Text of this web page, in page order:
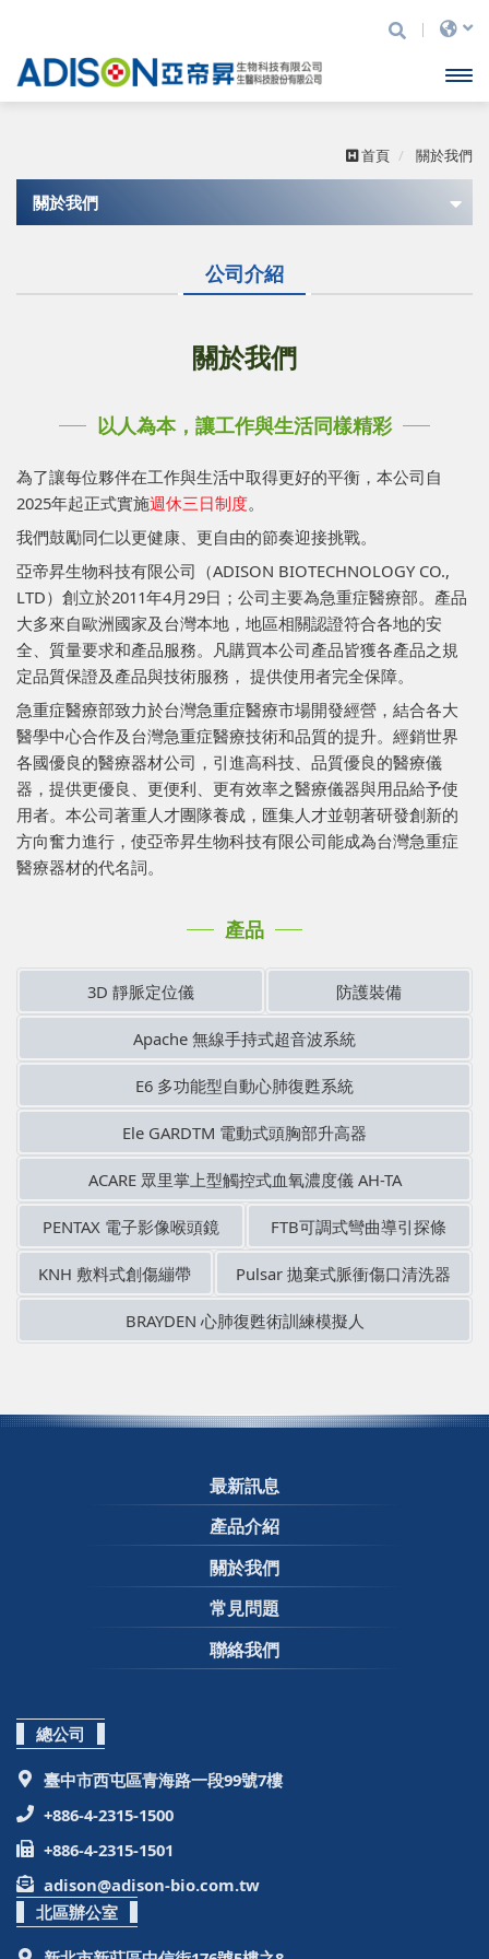
亞
帝
主選
單
首頁 關於我們
關於我們
公司介紹
關於我們
以人為本，讓工作與生活同樣精彩
為了讓每位夥伴在工作與生活中取得更好的平衡，本公司自
2025年起正式實施週休三日制度。
我們鼓勵同仁以更健康、更自由的節奏迎接挑戰。
亞帝昇生物科技有限公司（ADISON BIOTECHNOLOGY CO.,
LTD）創立於2011年4月29日；公司主要為急重症醫療部。產品
大多來自歐洲國家及台灣本地，地區相關認證符合各地的安
全、質量要求和產品服務。凡購買本公司產品皆獲各產品之規
定品質保證及產品與技術服務， 提供使用者完全保障。
急重症醫療部致力於台灣急重症醫療市場開發經營，結合各大
醫學中心合作及台灣急重症醫療技術和品質的提升。經銷世界
各國優良的醫療器材公司，引進高科技、品質優良的醫療儀
器，提供更優良、更便利、更有效率之醫療儀器與用品給予使
用者。本公司著重人才團隊養成，匯集人才並朝著研發創新的
方向奮力進行，使亞帝昇生物科技有限公司能成為台灣急重症
醫療器材的代名詞。
產品
3D 靜脈定位儀 防護裝備
Apache 無線手持式超音波系統
E6 多功能型自動心肺復甦系統
Ele GARDTM 電動式頭胸部升高器
ACARE 眾里掌上型觸控式 血氧濃度儀 AH-TA
PENTAX 電子影像喉頭鏡 FTB可調式彎曲導引探條
KNH 敷料式創傷繃帶 Pulsar 拋棄式脈衝傷口清洗器
BRAYDEN 心肺復甦術訓練模擬人
總公司
臺中市西屯區青海路一段99號7樓
+886-4-2315-1500
+886-4-2315-1501
adison@adison-bio.com.tw
北區辦公室
最新訊息
產品介紹
關於我們
常見問題
聯絡我們